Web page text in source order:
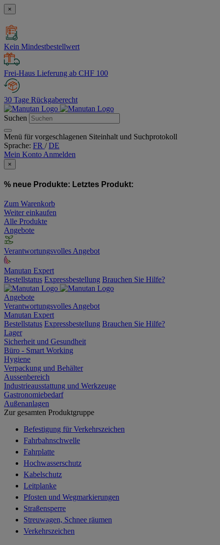
×
Kein Mindestbestellwert
Frei-Haus Lieferung ab CHF 100
30 Tage Rückgaberecht
Suchen
Menü für vorgeschlagenen Siteinhalt und Suchprotokoll
Sprache: FR /DE
Mein Konto Anmelden
×
% neue Produkte: Letztes Produkt:
Zum Warenkorb
Weiter einkaufen
Alle Produkte
Angebote
Verantwortungsvolles Angebot
Manutan Expert
Bestellstatus Expressbestellung Brauchen Sie Hilfe?
Angebote
Verantwortungsvolles Angebot
Manutan Expert
Bestellstatus Expressbestellung Brauchen Sie Hilfe?
Lager
Sicherheit und Gesundheit
Büro - Smart Working
Hygiene
Verpackung und Behälter
Aussenbereich
Industrieausstattung und Werkzeuge
Gastronomiebedarf
Außenanlagen
Zur gesamten Produktgruppe
Befestigung für Verkehrszeichen
Fahrbahnschwelle
Fahrplatte
Hochwasserschutz
Kabelschutz
Leitplanke
Pfosten und Wegmarkierungen
Straßensperre
Streuwagen, Schnee räumen
Verkehrszeichen